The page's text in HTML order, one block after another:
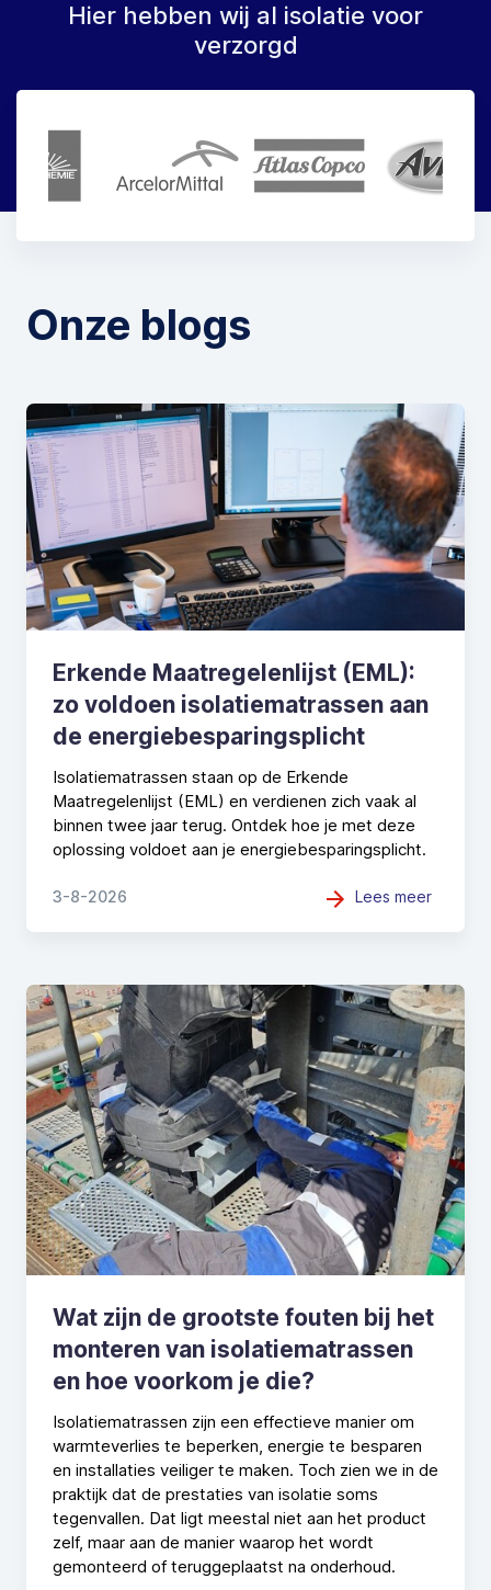
Hier hebben wij al isolatie voor
verzorgd
Onze blogs
Erkende Maatregelenlijst (EML):
zo voldoen isolatiematrassen aan
de energiebesparingsplicht
Isolatiematrassen staan op de Erkende
Maatregelenlijst (EML) en verdienen zich vaak al
binnen twee jaar terug. Ontdek hoe je met deze
oplossing voldoet aan je energiebesparingsplicht.
3-8-2026 Lees meer
Wat zijn de grootste fouten bij het
monteren van isolatiematrassen
en hoe voorkom je die?
Isolatiematrassen zijn een effectieve manier om
warmteverlies te beperken, energie te besparen
en installaties veiliger te maken. Toch zien we in de
praktijk dat de prestaties van isolatie soms
tegenvallen. Dat ligt meestal niet aan het product
zelf, maar aan de manier waarop het wordt
gemonteerd of teruggeplaatst na onderhoud.